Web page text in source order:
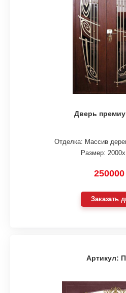
Дверь
Отделка: Массив
Размер:
Заказать
Артикул: